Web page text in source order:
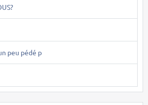
peu pédé p